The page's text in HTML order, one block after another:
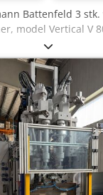
Battenfeld 3 stk.
model Vertical V
V 800/315
B4
diameter:
Maks. sprøjtevægt:
Fri afstand mellem
Anierf
mm Maks.
ca. 5.500 kg
mm
Tilstand: